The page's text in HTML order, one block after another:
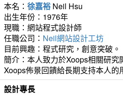
本名： 徐嘉裕 Neil Hsu
出生年份：1976年
現職：網站程式設計師
任職公司： Neil網站設計工坊
目前興趣：程式研究，創意突破。
簡介：本人致力於Xoops相關研
Xoops佈景回饋給長期支持本人
設計專長